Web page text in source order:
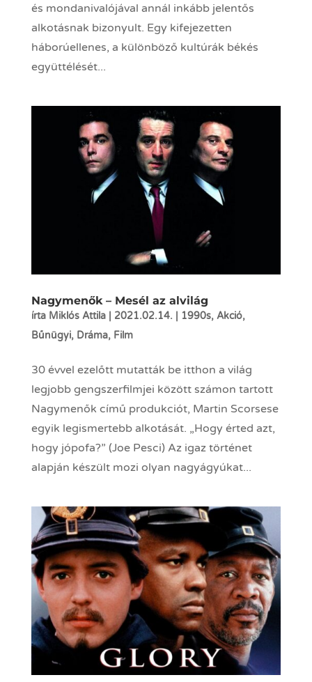
és mondanivalójával annál inkább jelentős
alkotásnak bizonyult. Egy kifejezetten
háborúellenes, a különböző kultúrák békés
együttélését...
Nagymenők – Mesél az alvilág
írta Miklós Attila| 2021.02.14. 1990s, Akció,
Bűnügyi, Dráma, Film
30 évvel ezelőtt mutatták be itthon a világ
legjobb gengszerfilmjei között számon tartott
Nagymenők című produkciót, Martin Scorsese
egyik legismertebb alkotását. „Hogy érted azt,
hogy jópofa?” (Joe Pesci) Az igaz történet
alapján készült mozi olyan nagyágyúkat...